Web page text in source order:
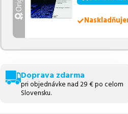
Doprava zdarma
pri objednávke nad 29 € po celom
Slovensku.